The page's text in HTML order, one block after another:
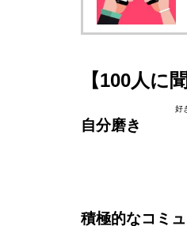
【100人に
好
自分磨き
積極的なコミ